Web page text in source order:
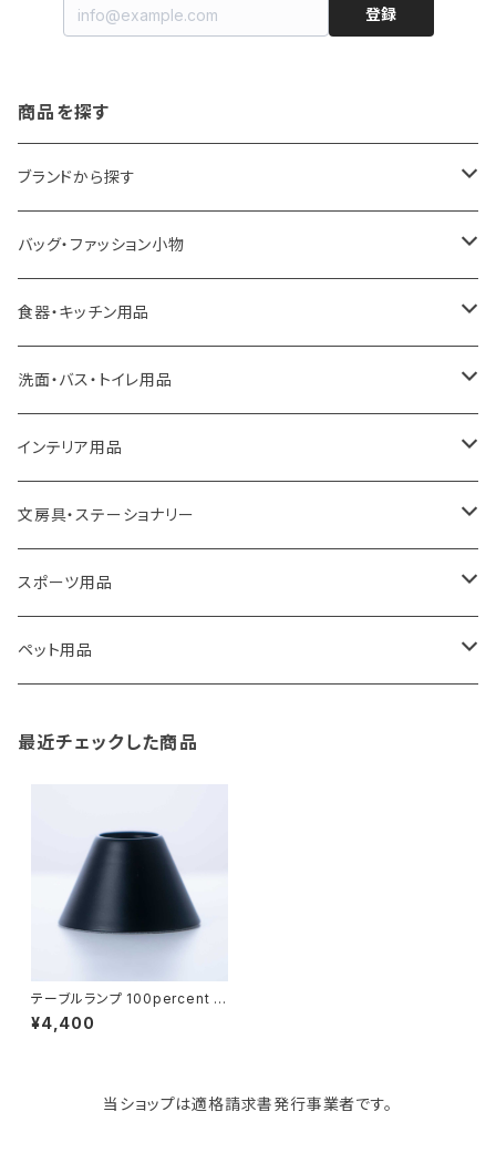
登録
商品を探す
ブランドから探す
LOQI
ideaco
a.depeche
ROOTOTE
100percent
藤田金属
TG
KIND BAG LONDON
tower
バッグ・ファッション小物
エコバッグ
アクセサリー
トートバッグ
保冷バッグ
リュックサック
ショルダーバッグ
マザーズバッグ
パソコンケース
バッグアクセサリー
食器・キッチン用品
キッチンラック
キッチンペーパーホルダー
食器・テーブルウェア
ゴミ箱
収納用品
タオルハンガー
調理器具・調理小物
ディッシュラック
洗面・バス・トイレ用品
洗面用品
掃除・洗濯用品
トイレ用品
バス用品
インテリア用品
アイロン台
アクセサリー収納
ウェットティッシュケース
クッション・クッションカバー
玄関収納
文房具・ステーショナリー
筆記具・ペン
ノート
スポーツ用品
卓球用品
ペット用品
最近チェックした商品
テーブルランプ 100percent 1
00% LAMP/LAMP Base 100
パーセント ランプランプ LED専
¥4,400
当ショップは適格請求書発行事業者です。